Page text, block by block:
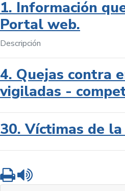
1. Información
Portal web.
Descripción
4. Quejas contra
vigiladas -
30. Víctimas de
Imprimir